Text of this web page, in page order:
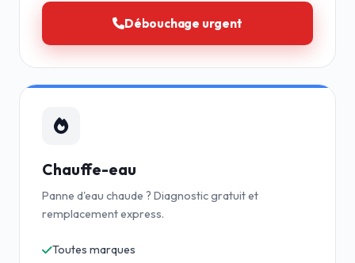
Débouchage urgent
Chauffe-eau
Panne d'eau chaude ? Diagnostic gratuit et
remplacement express.
Toutes marques